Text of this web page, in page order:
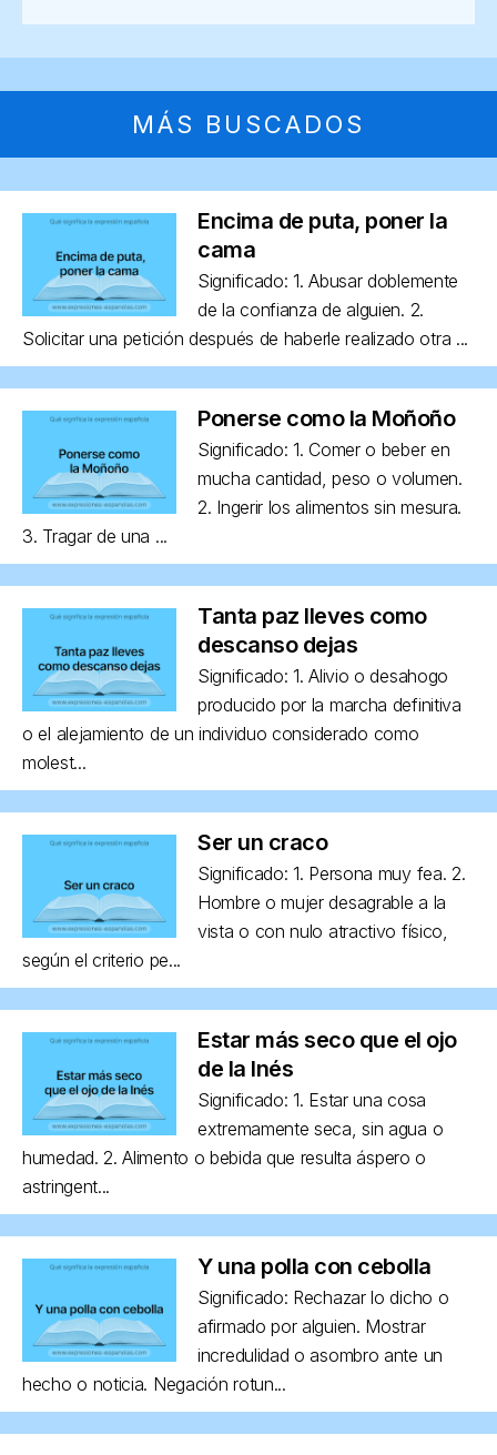
MÁS BUSCADOS
Encima de puta, poner la
cama
Significado: 1. Abusar doblemente
de la confianza de alguien. 2.
Solicitar una petición después de haberle realizado otra ...
Ponerse como la Moñoño
Significado: 1. Comer o beber en
mucha cantidad, peso o volumen.
2. Ingerir los alimentos sin mesura.
3. Tragar de una ...
Tanta paz lleves como
descanso dejas
Significado: 1. Alivio o desahogo
producido por la marcha definitiva
o el alejamiento de un individuo considerado como
molest...
Ser un craco
Significado: 1. Persona muy fea. 2.
Hombre o mujer desagrable a la
vista o con nulo atractivo físico,
según el criterio pe...
Estar más seco que el ojo
de la Inés
Significado: 1. Estar una cosa
extremamente seca, sin agua o
humedad. 2. Alimento o bebida que resulta áspero o
astringent...
Y una polla con cebolla
Significado: Rechazar lo dicho o
afirmado por alguien. Mostrar
incredulidad o asombro ante un
hecho o noticia. Negación rotun...